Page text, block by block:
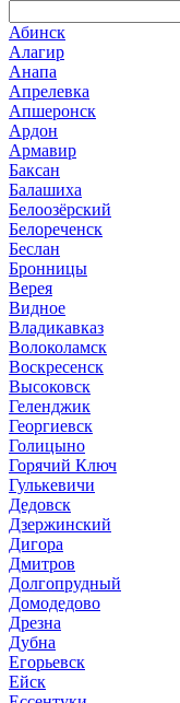
Абинск
Алагир
Анапа
Апрелевка
Апшеронск
Ардон
Армавир
Баксан
Балашиха
Белоозёрский
Белореченск
Беслан
Бронницы
Верея
Видное
Владикавказ
Волоколамск
Воскресенск
Высоковск
Геленджик
Георгиевск
Голицыно
Горячий Ключ
Гулькевичи
Дедовск
Дзержинский
Дигора
Дмитров
Долгопрудный
Домодедово
Дрезна
Дубна
Егорьевск
Ейск